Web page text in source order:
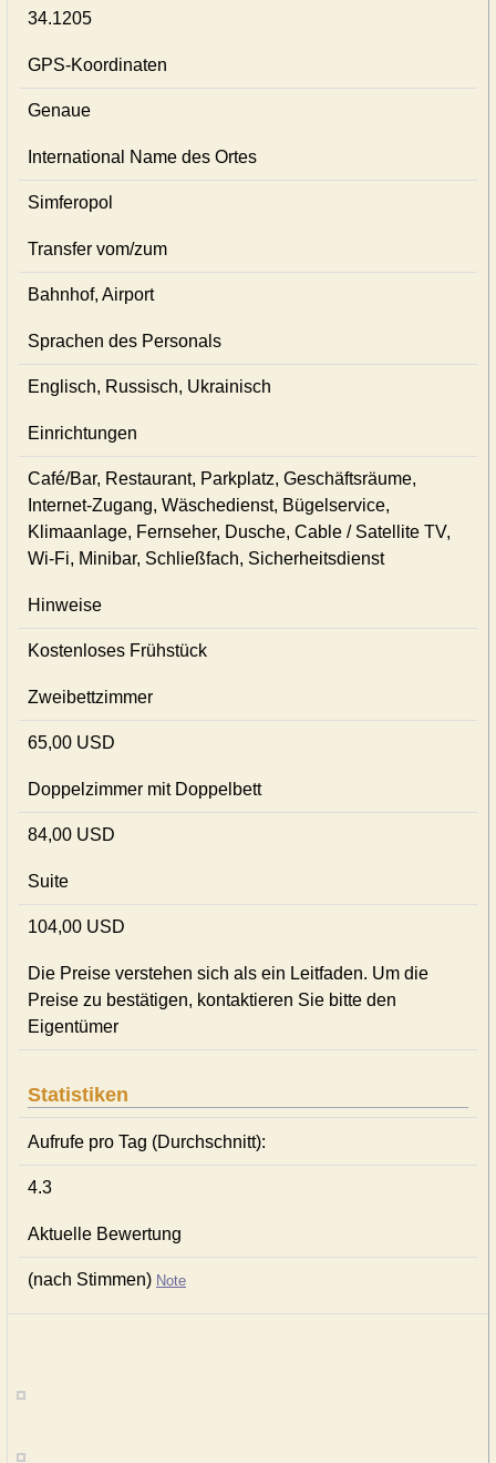
34.1205
GPS-Koordinaten
Genaue
International Name des Ortes
Simferopol
Transfer vom/zum
Bahnhof, Airport
Sprachen des Personals
Englisch, Russisch, Ukrainisch
Einrichtungen
Café/Bar, Restaurant, Parkplatz, Geschäftsräume,
Internet-Zugang, Wäschedienst, Bügelservice,
Klimaanlage, Fernseher, Dusche, Cable / Satellite TV,
Wi-Fi, Minibar, Schließfach, Sicherheitsdienst
Hinweise
Kostenloses Frühstück
Zweibettzimmer
65,00 USD
Doppelzimmer mit Doppelbett
84,00 USD
Suite
104,00 USD
Die Preise verstehen sich als ein Leitfaden. Um die
Preise zu bestätigen, kontaktieren Sie bitte den
Eigentümer
Statistiken
Aufrufe pro Tag (Durchschnitt):
4.3
Aktuelle Bewertung
(nach Stimmen) Note